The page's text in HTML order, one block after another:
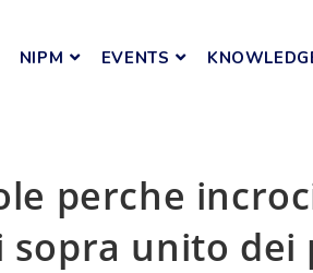
NIPM EVENTS
perche
unito dei